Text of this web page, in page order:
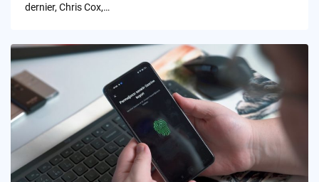
dernier, Chris Cox,…